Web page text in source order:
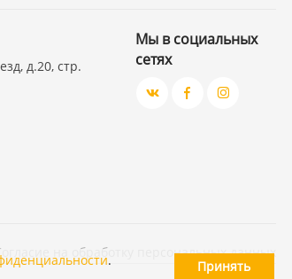
д.20, стр.
Мы в социальных
сетях
на обработку персональных данных
. Принять